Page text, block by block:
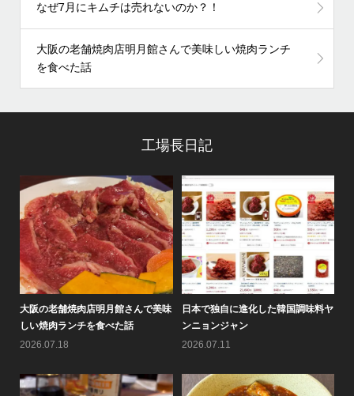
なぜ7月にキムチは売れないのか？！
大阪の老舗焼肉店明月館さんで美味しい焼肉ランチ
を食べた話
工場長日記
情報バラエティ番組「せやねん！」
のメチャ売れ！！のコーナーで...
2026.08.05
黄（ファン）倶楽部通信2026年8月
号を作りました♪
2026.08.01